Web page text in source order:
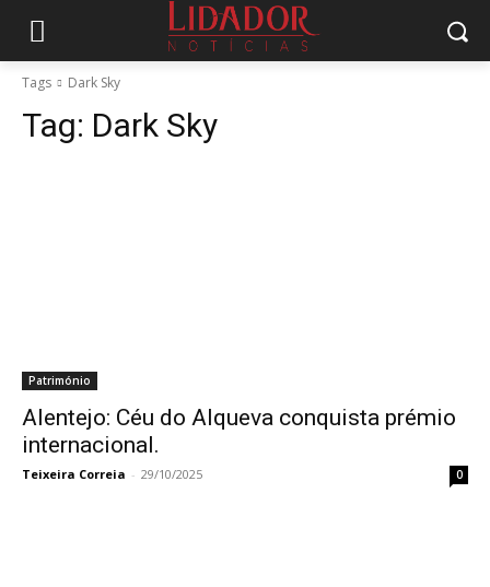
Tags Dark Sky
Tag: Dark Sky
Património
Alentejo: Céu do Alqueva conquista prémio
internacional.
Teixeira Correia - 29/10/2025 0